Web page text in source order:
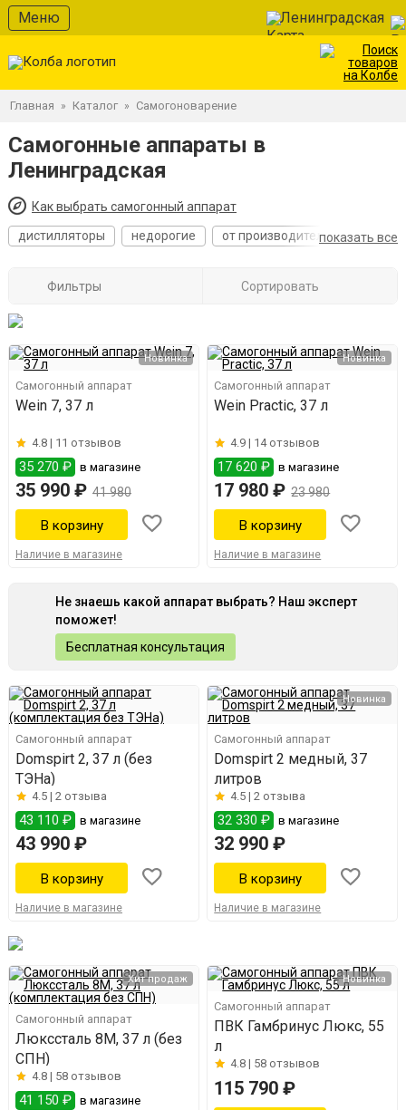
Меню Ленинградская
Главная » Каталог » Самогоноварение
Самогонные аппараты в
Ленинградская
Как выбрать самогонный аппарат
показать все
дистилляторы недорогие от производителя лучшие
Фильтры Сортировать
Новинка
Самогонный аппарат
Wein 7, 37 л
4.8 | 11 отзывов
35 270 ₽ в магазине
35 990 ₽ 41 980
Наличие в магазине
Новинка
Самогонный аппарат
Wein Practic, 37 л
4.9 | 14 отзывов
17 620 ₽ в магазине
17 980 ₽ 23 980
Наличие в магазине
Не знаешь какой аппарат выбрать? Наш эксперт
поможет!
Бесплатная консультация
Самогонный аппарат
Domspirt 2, 37 л (без
ТЭНа)
4.5 | 2 отзыва
43 110 ₽ в магазине
43 990 ₽
Наличие в магазине
Новинка
Самогонный аппарат
Domspirt 2 медный, 37
литров
4.5 |2 отзыва
32 330 ₽ в магазине
32 990 ₽
Наличие в магазине
Хит продаж
Самогонный аппарат
Люкссталь 8М, 37 л (без
СПН)
4.8 | 58 отзывов
41 150 ₽ в магазине
Новинка
Самогонный аппарат
ПВК Гамбринус Люкс, 55
л
4.8 | 58 отзывов
115 790 ₽